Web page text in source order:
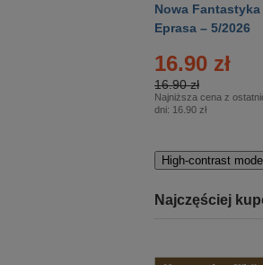
Nowa Fantastyka
Eprasa – 5/2026
16.90 zł
16.90 zł
Najniższa cena z
dni: 16.90 zł
High-contrast mode
Najczęściej